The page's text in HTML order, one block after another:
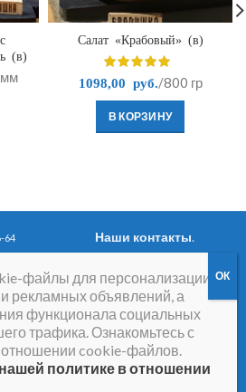
(в)
Салат «Крабовый» (в)
1098,00 руб. /800 гр
В КОРЗИНУ
64 Наши контакты.
файлы для персонализации
рекламных объявлений, а
функционала социальных
трафика. Ознакомьтесь с
cookie-файлов.
политике в отношении